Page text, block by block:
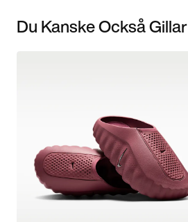
Du Kanske Också Gillar